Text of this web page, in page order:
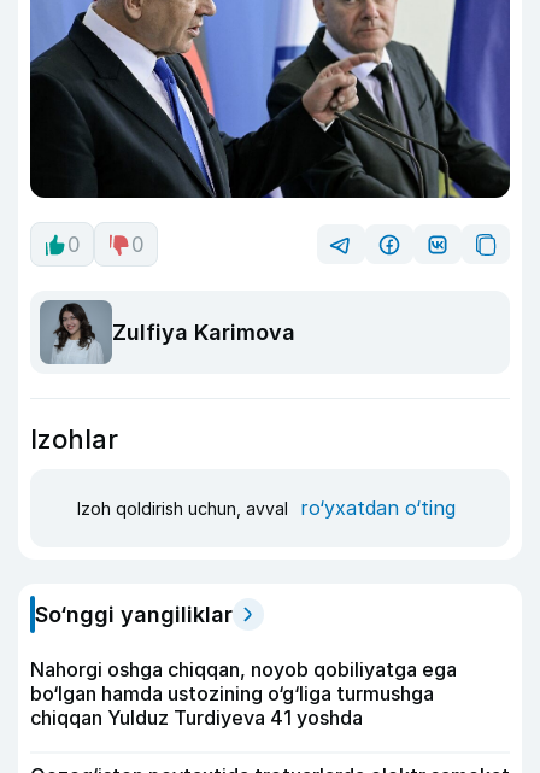
0 0
Zulfiya Karimova
Izohlar
Izoh qoldirish uchun, avval ro‘yxatdan o‘ting
So‘nggi yangiliklar
Nahorgi oshga chiqqan, noyob qobiliyatga ega
bo‘lgan hamda ustozining o‘g‘liga turmushga
chiqqan Yulduz Turdiyeva 41 yoshda